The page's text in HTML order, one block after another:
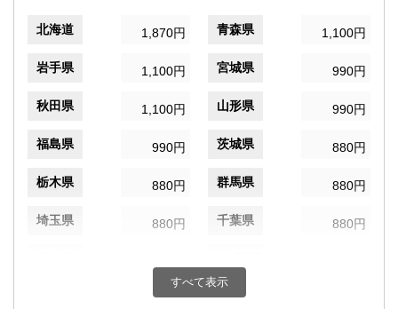
北海道 1,870円 青森県 1,100円
岩手県 1,100円 宮城県 990円
秋田県 1,100円 山形県 990円
福島県 990円 茨城県 880円
栃木県 880円 群馬県 880円
埼玉県 880円 千葉県 880円
880円 富山県
すべて表示